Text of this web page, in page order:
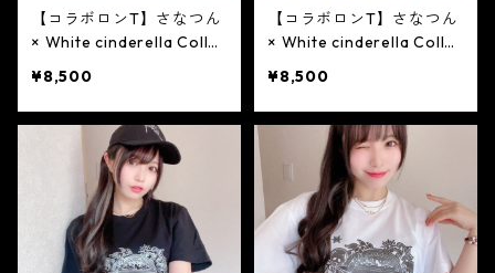
【コラボロンT】さなつん
× White cinderella Collab
バーラメ］
¥8,500
【コラボロンT】さなつん
× White cinderella Collab
ルドラメ］
¥8,500